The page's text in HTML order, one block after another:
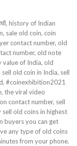
history of Indian
sale old coin, coin
contact number, old
number, old note
value of India, old
old coin in India, sell
#coinexhibition2021
the viral video
contact number, sell
old coins in highest
buyers you can get
any type of old coins
from your phone.